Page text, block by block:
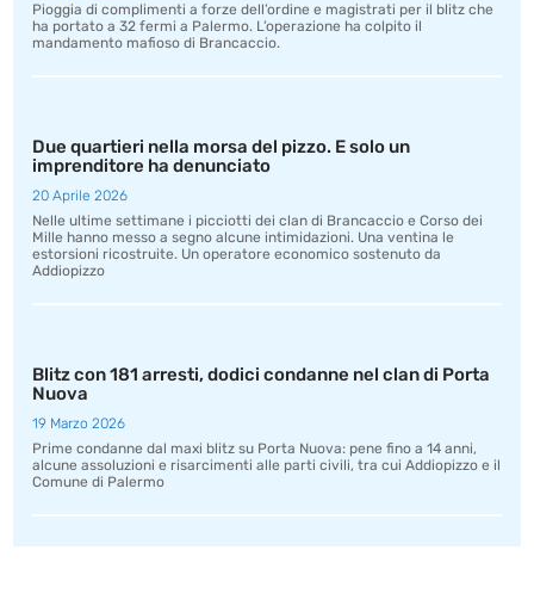
Pioggia di complimenti a forze dell’ordine e magistrati per il blitz che
ha portato a 32 fermi a Palermo. L’operazione ha colpito il
mandamento mafioso di Brancaccio.
Due quartieri nella morsa del pizzo. E solo un
imprenditore ha denunciato
20 Aprile 2026
Nelle ultime settimane i picciotti dei clan di Brancaccio e Corso dei
Mille hanno messo a segno alcune intimidazioni. Una ventina le
estorsioni ricostruite. Un operatore economico sostenuto da
Addiopizzo
Blitz con 181 arresti, dodici condanne nel clan di Porta
Nuova
19 Marzo 2026
Prime condanne dal maxi blitz su Porta Nuova: pene fino a 14 anni,
alcune assoluzioni e risarcimenti alle parti civili, tra cui Addiopizzo e il
Comune di Palermo